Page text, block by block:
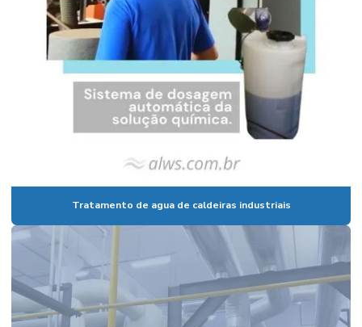
Tratamento de agua de caldeiras industriais